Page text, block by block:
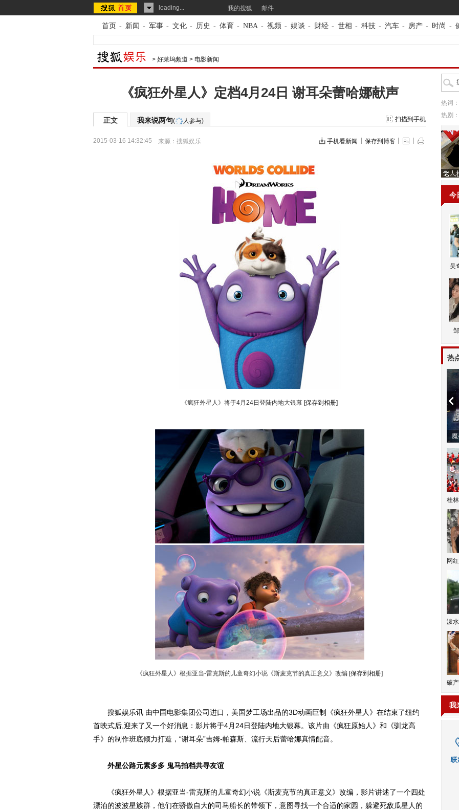
loading... 我的搜狐 邮件
首页 - 新闻 - 军事 - 文化 - 历史 - 体育 - NBA - 视频 - 娱谈 - 财经 - 世相 - 科技 - 汽车 - 房产 - 时尚 -
> 好莱坞频道 > 电影新闻
《疯狂外星人》定档4月24日 谢耳朵蕾哈娜献声
正文 我来说两句( 人参与) 扫描到手机
2015-03-16 14:32:45 来源： 搜狐娱乐 手机看新闻 保存到博客
《疯狂外星人》将于4月24日登陆内地大银幕 [保存到相册]
《疯狂外星人》根据亚当-雷克斯的儿童奇幻小说《斯麦克节的真正意义》改编 [保存到相册]
搜狐娱乐讯 由中国电影集团公司进口，美国梦工场出品的3D动画巨制《疯狂外星人》在结束了纽约
首映式后,迎来了又一个好消息：影片将于4月24日登陆内地大银幕。该片由《疯狂原始人》和《驯龙高
手》的制作班底倾力打造，“谢耳朵”吉姆-帕森斯、流行天后蕾哈娜真情配音。
外星公路元素多多 鬼马拍档共寻友谊
《疯狂外星人》根据亚当-雷克斯的儿童奇幻小说《斯麦克节的真正意义》改编，影片讲述了一个四处
漂泊的波波星族群，他们在骄傲自大的司马船长的带领下，意图寻找一个合适的家园，躲避死敌瓜星人的
热词：
热剧：
今
吴
热
动物系恋人啊 | 钟欣潼体验爱情哲学 南方有乔木 | “科创CP”渐入佳境
桂
网
泼
破
我